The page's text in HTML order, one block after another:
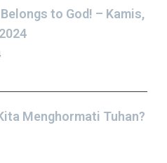
to God! – Kamis,
Menghormati Tuhan?